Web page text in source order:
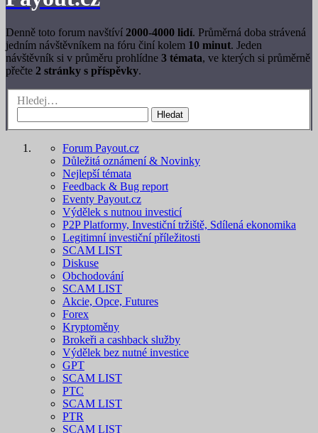
Denně toto forum navštíví 2000-4000 lidí. Průměrná doba strávená
jedním návštěvníkem na fóru činí kolem 10 minut. Jeden
návštěvník si v průměru prohlídne 3 témata, ve kterých si průměrně
přečte 2 stránky s příspěvky.
Hledej…
Hledat
Forum Payout.cz
Důležitá oznámení & Novinky
Nejlepší témata
Feedback & Bug report
Eventy Payout.cz
Výdělek s nutnou investicí
P2P Platformy, Investiční tržiště, Sdílená ekonomika
Legitimní investiční příležitosti
SCAM LIST
Diskuse
Obchodování
SCAM LIST
Akcie, Opce, Futures
Forex
Kryptoměny
Brokeři a cashback služby
Výdělek bez nutné investice
GPT
SCAM LIST
PTC
SCAM LIST
PTR
SCAM LIST